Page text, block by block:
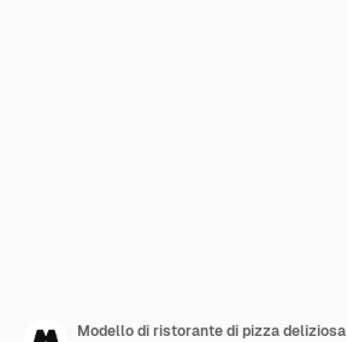
Modello di ristorante di pizza deliziosa